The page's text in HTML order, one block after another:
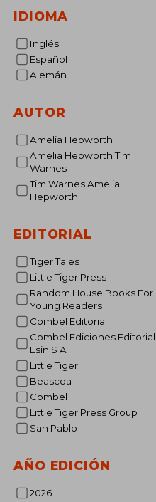
IDIOMA
Inglés
Español
Alemán
AUTOR
Amelia Hepworth
Amelia Hepworth Tim
Warnes
Tim Warnes Amelia
Hepworth
EDITORIAL
Tiger Tales
Little Tiger Press
Random House Books For
Young Readers
Combel Editorial
Combel Ediciones Editorial
Esin S A
Little Tiger
Beascoa
Combel
Little Tiger Press Group
San Pablo
AÑO EDICIÓN
2026